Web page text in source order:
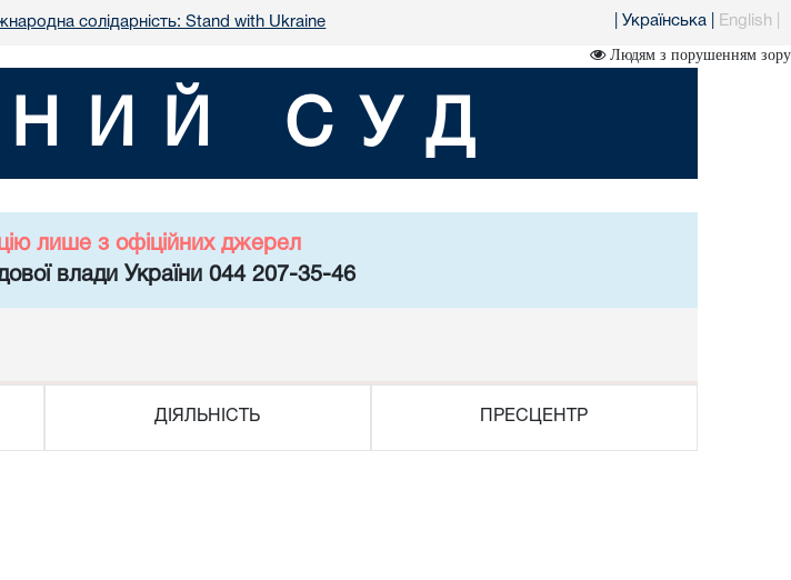
солідарність: Stand with Ukraine Українська English
Людям з порушенням зору
СУД
лише з офіційних джерел
влади України 044 207-35-46
ДІЯЛЬНІСТЬ ПРЕСЦЕНТР